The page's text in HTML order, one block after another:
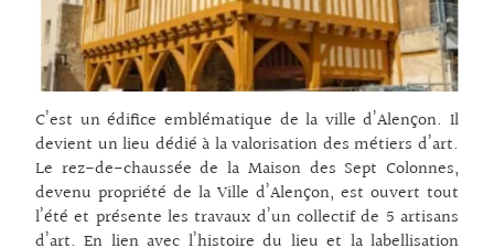
C’est un édifice emblématique de la ville d’Alençon. Il
devient un lieu dédié à la valorisation des métiers d’art.
Le rez-de-chaussée de la Maison des Sept Colonnes,
devenu propriété de la Ville d’Alençon, est ouvert tout
l’été et présente les travaux d’un collectif de 5 artisans
d’art. En lien avec l’histoire du lieu et la labellisation